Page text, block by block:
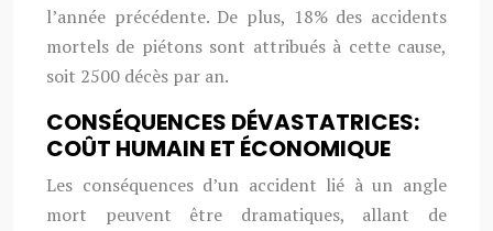
l’année précédente. De plus, 18% des accidents
mortels de piétons sont attribués à cette cause,
soit 2500 décès par an.
CONSÉQUENCES DÉVASTATRICES:
COÛT HUMAIN ET ÉCONOMIQUE
Les conséquences d’un accident lié à un angle
mort peuvent être dramatiques, allant de